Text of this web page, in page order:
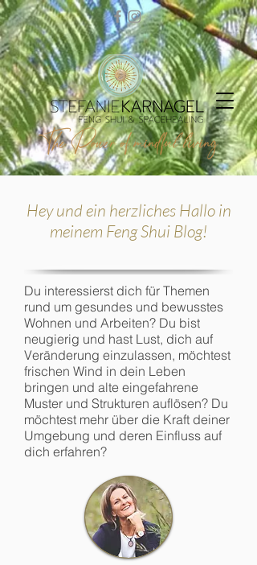
Hey und ein herzliches Hallo in
meinem Feng Shui Blog!
Du interessierst dich für Themen
rund um gesundes und bewusstes
Wohnen und Arbeiten? Du bist
neugierig und hast Lust, dich auf
Veränderung einzulassen, möchtest
frischen Wind in dein Leben
bringen und alte eingefahrene
Muster und Strukturen auflösen? Du
möchtest mehr über die Kraft deiner
Umgebung und deren Einfluss auf
dich erfahren?